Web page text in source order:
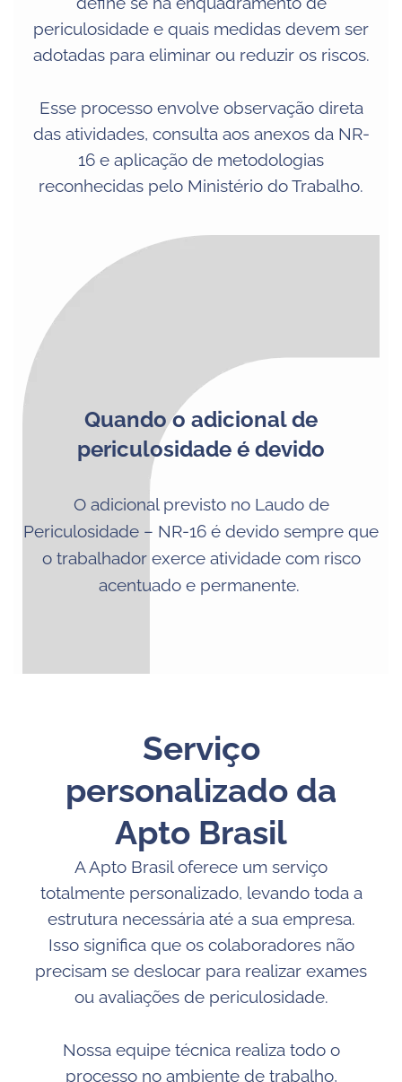
periculosidade e quais medidas devem ser
adotadas para eliminar ou reduzir os riscos.
Esse processo envolve observação direta
das atividades, consulta aos anexos da NR-
16 e aplicação de metodologias
reconhecidas pelo Ministério do Trabalho.
Quando o adicional de
periculosidade é devido
O adicional previsto no Laudo de
Periculosidade – NR-16 é devido sempre que
o trabalhador exerce atividade com risco
acentuado e permanente.
Serviço
personalizado da
Apto Brasil
A Apto Brasil oferece um serviço
totalmente personalizado, levando toda a
estrutura necessária até a sua empresa.
Isso significa que os colaboradores não
precisam se deslocar para realizar exames
ou avaliações de periculosidade.
Nossa equipe técnica realiza todo o
processo no ambiente de trabalho,